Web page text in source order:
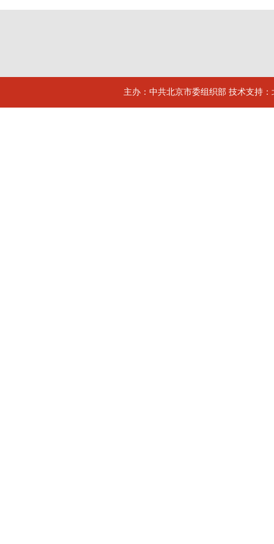
主办：中共北京市委组织部 技术支持